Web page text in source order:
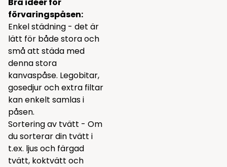
Bra idéer för
förvaringspåsen:
Enkel städning - det är
lätt för både stora och
små att städa med
denna stora
kanvaspåse. Legobitar,
gosedjur och extra filtar
kan enkelt samlas i
påsen.
Sortering av tvätt - Om
du sorterar din tvätt i
t.ex. ljus och färgad
tvätt, koktvätt och